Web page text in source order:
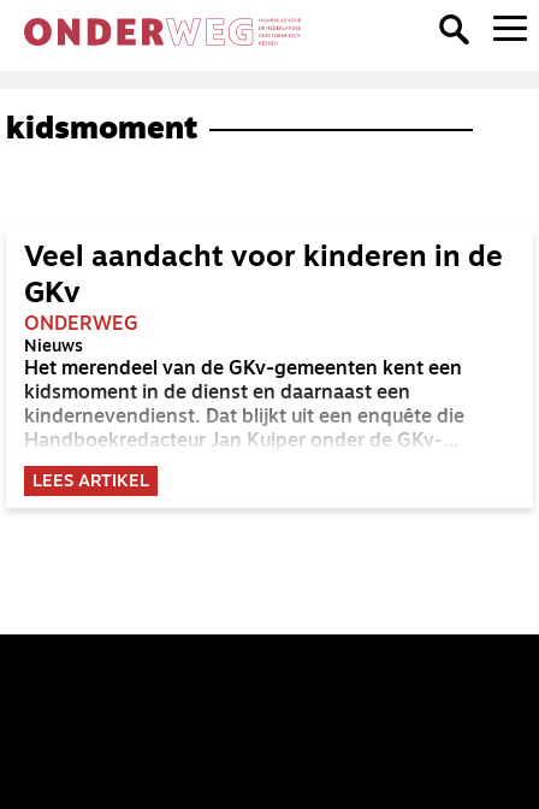
kidsmoment
Veel aandacht voor kinderen in de
GKv
ONDERWEG
Nieuws
Het merendeel van de GKv-gemeenten kent een
kidsmoment in de dienst en daarnaast een
kindernevendienst. Dat blijkt uit een enquête die
Handboekredacteur Jan Kuiper onder de GKv-
gemeenten hield.
LEES ARTIKEL